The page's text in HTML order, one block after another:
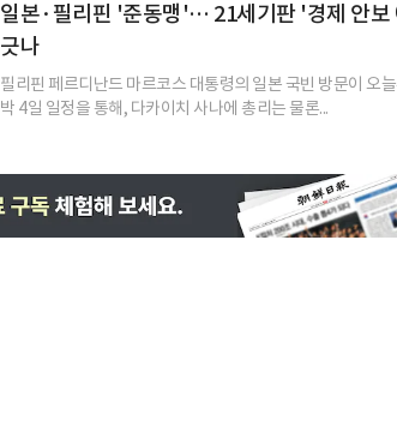
일본·필리핀 '준동맹'… 21세기판 '경제 안보
긋나
필리핀 페르디난드 마르코스 대통령의 일본 국빈 방문이 오
박 4일 일정을 통해, 다카이치 사나에 총리는 물론...